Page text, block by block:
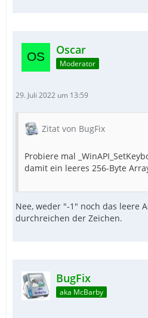
Oscar
Moderator
29. Juli 2022 um 13:59
Zitat von BugFix
Probiere mal
damit ein leeres 256-Byte
Nee, weder "-1" noch das leere
durchreichen der Zeichen.
BugFix
aka McBarby